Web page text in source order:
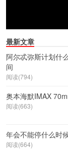
最新文章
阿尔忒弥斯计划什
间
阅读(794)
奥本海默IMAX
阅读(663)
年会不能停什么时
阅读(664)